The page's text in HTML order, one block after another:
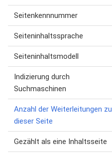
Seitenkennnummer
Seiteninhaltssprache
Seiteninhaltsmodell
Indizierung durch
Suchmaschinen
Anzahl der Weiterleitungen zu
dieser Seite
Gezählt als eine Inhaltsseite